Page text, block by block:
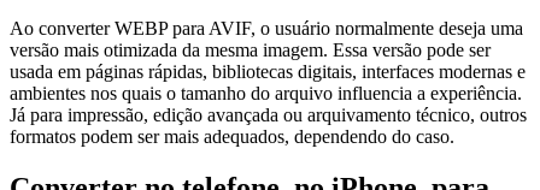
Ao converter WEBP para AVIF, o usuário normalmente deseja uma
versão mais otimizada da mesma imagem. Essa versão pode ser
usada em páginas rápidas, bibliotecas digitais, interfaces modernas e
ambientes nos quais o tamanho do arquivo influencia a experiência.
Já para impressão, edição avançada ou arquivamento técnico, outros
formatos podem ser mais adequados, dependendo do caso.